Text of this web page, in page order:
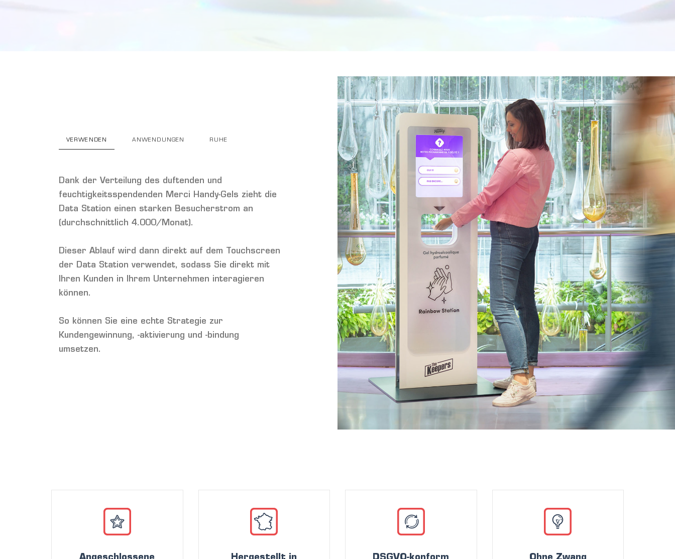
VERWENDEN ANWENDUNGEN RUHE
Dank der Verteilung des duftenden und
feuchtigkeitsspendenden Merci Handy-Gels zieht die
Data Station einen starken Besucherstrom an
(durchschnittlich 4.000/Monat).
Dieser Ablauf wird dann direkt auf dem Touchscreen
der Data Station verwendet, sodass Sie direkt mit
Ihren Kunden in Ihrem Unternehmen interagieren
können.
So können Sie eine echte Strategie zur
Kundengewinnung, -aktivierung und -bindung
umsetzen.